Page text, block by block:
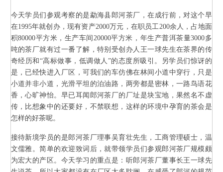
今天学员们参观考察的是勐海县郎河茶厂，在成行前，对这个早
在1995年就创办，现有资产2000万元，在职员工200余人，占地面
积80000平方米，生产车间20000平方米，年生产普洱茶量3000多
吨的茶厂就有过一番了解，特别受创办人王一球先生在茶界的传
奇经历和“高标做事，低调做人”的态度所吸引。另学员们惊讶的
是，已经快进入厂区，可我们的车仿佛在林间小道中穿行，只是
小道并非小道，光滑平坦的泊油路，两旁都是密林，一路鸟语花
香，心旷神怡。早已耳闻郎河茶厂的厂址是块宝地，果然名不虚
传，比想象中的还要好，不禁联想，这样的环境中孕育的茶会是
怎样的好茶呢。
接待新境学员的是郎河茶厂理事吴育壮先生，工商管理硕士，温
文儒雅。简单的欢迎致词后，就带领学员们参观郎河茶厂规模颇
为宏大的产区。今天学习的重点是：听郎河茶厂董事长王一球先